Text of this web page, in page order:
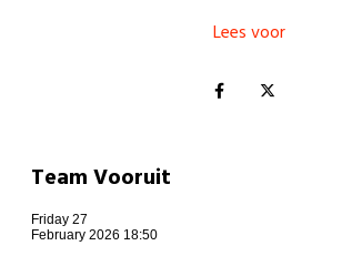
Pensioenen
Doe mee
Lees voor
Team Vooruit
Friday 27
February 2026 18:50